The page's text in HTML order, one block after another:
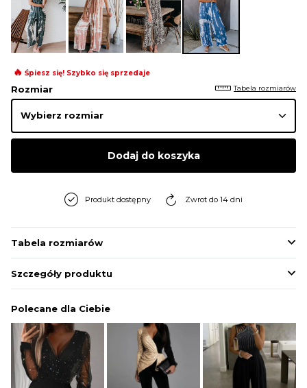
🔥 Śpiesz się! Szybko się sprzedaje
Rozmiar Tabela rozmiarów
Dodaj do koszyka
Produkt dostępny Zwrot do 14 dni
Tabela rozmiarów
Szczegóły produktu
Polecane dla Ciebie